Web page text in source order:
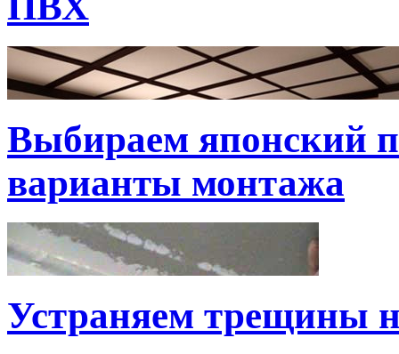
Выбираем японский
варианты монтажа
Устраняем трещины